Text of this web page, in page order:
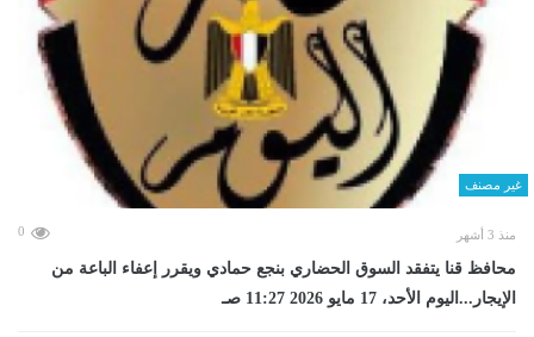
غير مصنف
منذ 3 أشهر 0
محافظ قنا يتفقد السوق الحضاري بنجع حمادي ويقرر إعفاء الباعة من
الإيجار...اليوم الأحد، 17 مايو 2026 11:27 صـ